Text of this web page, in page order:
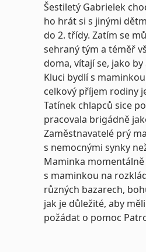
Šestiletý Gabrielek
ho hrát si s jinými
do 2. třídy. Zatím se
sehraný tým a téměř
doma, vítají se, jako
Kluci bydlí s
celkový příjem rodiny
Tatínek chlapců sice
pracovala brigádně
Zaměstnavatelé prý
s nemocnými synky
Maminka
s maminkou na
různých bazarech,
jak je důležité, aby
požádat o pomoc